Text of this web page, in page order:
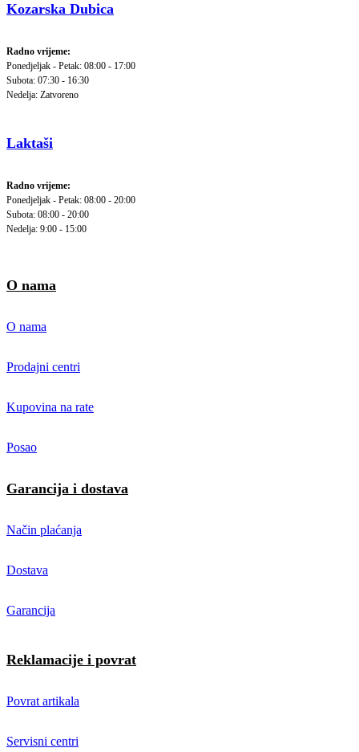
Kozarska Dubica
Radno vrijeme:
Ponedjeljak - Petak: 08:00 - 17:00
Subota: 07:30 - 16:30
Nedelja: Zatvoreno
Laktaši
Radno vrijeme:
Ponedjeljak - Petak: 08:00 - 20:00
Subota: 08:00 - 20:00
Nedelja: 9:00 - 15:00
O nama
O nama
Prodajni centri
Kupovina na rate
Posao
Garancija i dostava
Način plaćanja
Dostava
Garancija
Reklamacije i povrat
Povrat artikala
Servisni centri